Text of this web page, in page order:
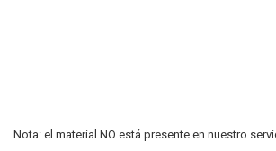
Nota: el material NO está presente en nuestro